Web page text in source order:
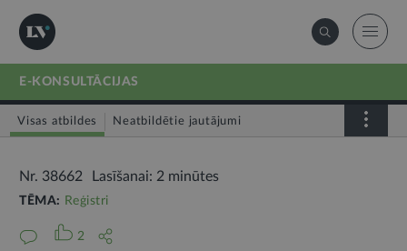
E-KONSULTĀCIJAS
Visas atbildes Neatbildētie jautājumi
Nr. 38662 Lasīšanai: 2 minūtes
TĒMA: Reģistri
2